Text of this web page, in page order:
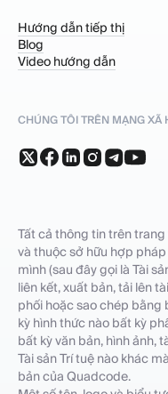
Hướng dẫn tiếp thị
Blog
Video hướng dẫn
CHÚNG TÔI TRÊN MẠNG XÃ
Tất cả thông tin trên
và thuộc sở hữu hợp
mình (sau đây gọi là Tài
liên kết, xuất bản, tải lên
phối hoặc sao chép bằng
kỳ hình thức nào bất kỳ
bất kỳ văn bản, hình ảnh,
Tài sản Trí tuệ nào khác
bản của Quadcode.